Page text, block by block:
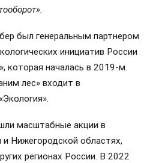
был генеральным партнером
инициатив России
которая началась в 2019-м.
лес» входит в
масштабные акции в
Нижегородской областях,
регионах России. В 2022